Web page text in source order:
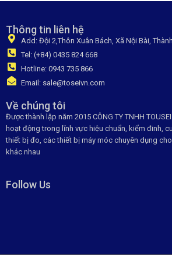
Thông tin liên hệ
Add: Đội 2,Thôn Xuân Bách, Xã Nội Bài,
Tel: (+84) 0435 824 668
Hotline: 0943 735 866
Email: sale@toseivn.com
Về chúng tôi
Được thành lập năm 2015 CÔNG TY TNHH TOUSEI
hoạt động trong lĩnh vực hiệu chuẩn, kiểm đinh,
thiết bị đo, các thiết bị máy móc chuyên dụng
khác nhau
Follow Us